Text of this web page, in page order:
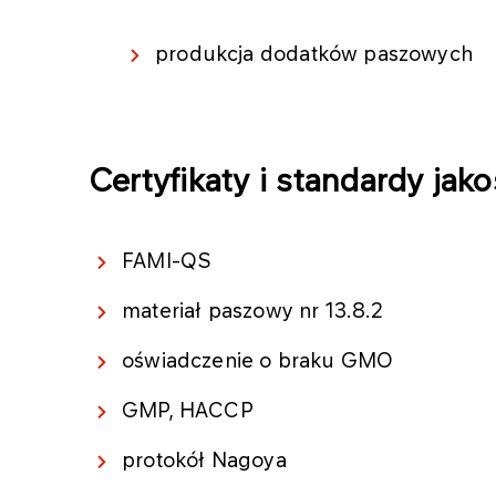
produkcja dodatków paszowych
Certyfikaty i standardy
FAMI-QS
materiał paszowy nr 13.8.2
oświadczenie o braku GMO
GMP, HACCP
protokół Nagoya